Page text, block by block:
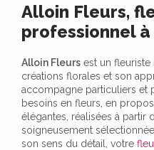
Alloin Fleurs,
professionnel
Alloin Fleurs est un
créations florales et son
accompagne particuliers et
besoins en fleurs, en
élégantes, réalisées à partir
soigneusement
son sens du détail, votre